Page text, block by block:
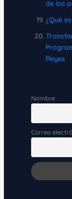
de los
¿Qué
Reyes
Nombre
Correo